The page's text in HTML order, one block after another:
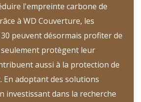
l'empreinte carbone de
à WD Couverture, les
peuvent désormais profiter de
protègent leur
aussi à la protection de
En adoptant des solutions
investissant dans la recherche